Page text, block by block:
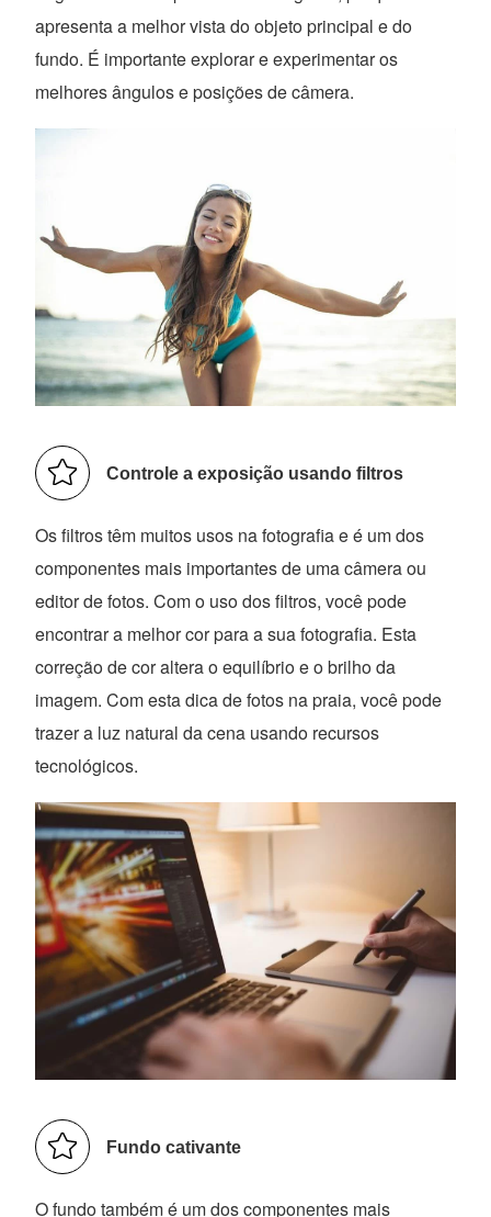
apresenta a melhor vista do objeto principal e do
fundo. É importante explorar e experimentar os
melhores ângulos e posições de câmera.
Controle a exposição usando filtros
Os filtros têm muitos usos na fotografia e é um dos
componentes mais importantes de uma câmera ou
editor de fotos. Com o uso dos filtros, você pode
encontrar a melhor cor para a sua fotografia. Esta
correção de cor altera o equilíbrio e o brilho da
imagem. Com esta dica de fotos na praia, você pode
trazer a luz natural da cena usando recursos
tecnológicos.
Fundo cativante
O fundo também é um dos componentes mais